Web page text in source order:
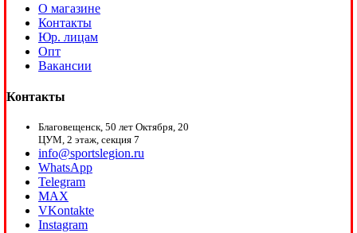
О магазине
Контакты
Юр. лицам
Опт
Вакансии
Контакты
Благовещенск, 50 лет Октября, 20
ЦУМ, 2 этаж, секция 7
info@sportslegion.ru
WhatsApp
Telegram
MAX
VKontakte
Instagram